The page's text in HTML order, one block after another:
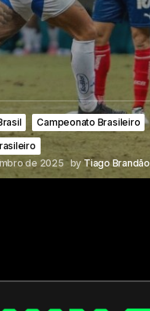
Campeonato Brasileiro
de 2025 by Tiago Brandão